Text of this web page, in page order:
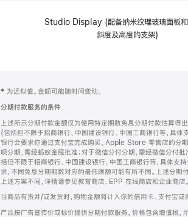
Studio Display (配备纳米纹理玻璃面板
斜度及高度的支架)
页
脚
注
‡ 为近似值。金额可能随时间变动。
分期付款服务的条件
上述所示分期付款金额仅为使用特定期数免息分期付款估算得
(包括但不限于招商银行、中国建设银行、中国工商银行等，具
银行会要求你通过支付宝完成购买。Apple Store 零售店的分
呗分期，需经蚂蚁金服批准；对于微信分付分期，需经微信分
括但不限于招商银行、中国建设银行、中国工商银行等，具体
求，不同免息分期期数对应的最低限额可能有所不同。上述分
上述方案不同，详情请参见教育商店、EPP 在线商店和企业商
当商品有货并/或发货时，购物金额将计入你的信用卡、支付宝
产品按广告宣传价或标价提供分期付款服务。价格包含增值税。